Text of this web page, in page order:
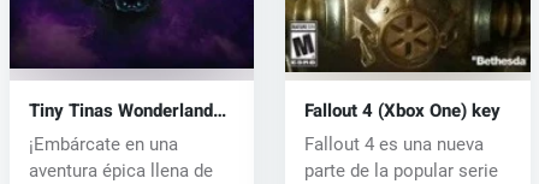
Tiny Tinas Wonderlands
(Xbox One) key
¡Embárcate en una
aventura épica llena de
Fallout 4 (Xbox One) key
Fallout 4 es una nueva
parte de la popular serie